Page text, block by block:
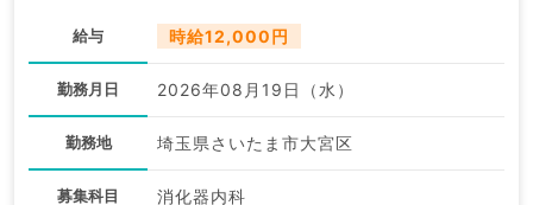
給与 時給12,000円
勤務月日 2026年08月19日（水）
勤務地 埼玉県さいたま市大宮区
募集科目 消化器内科